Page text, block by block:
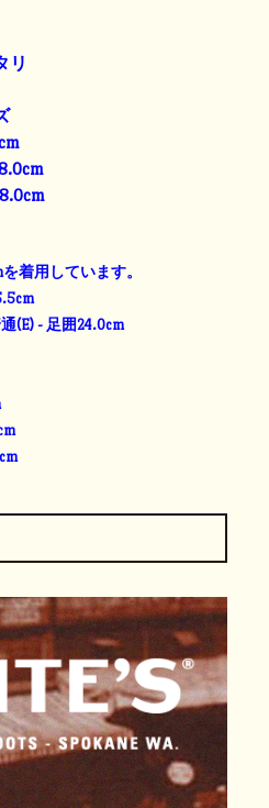
リ
着用しています。
(E) - 足囲24.0cm